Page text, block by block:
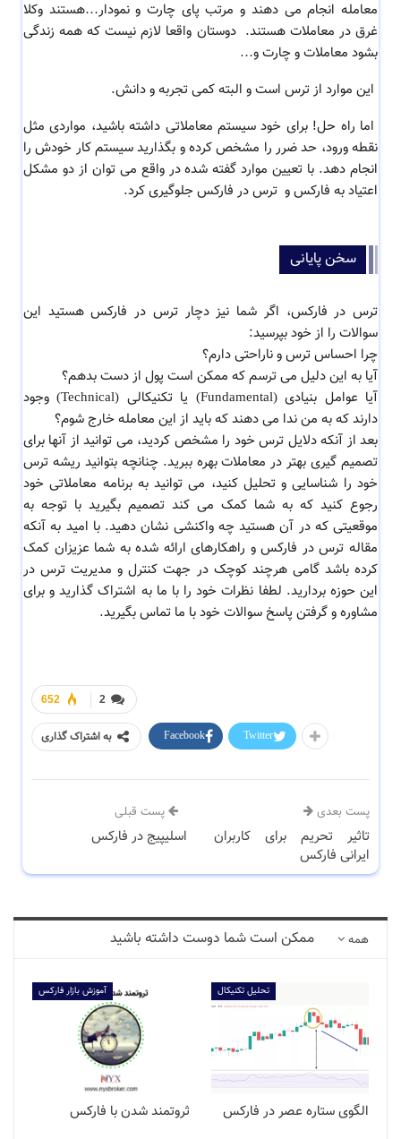
معامله انجام می دهند و مرتب پای چارت و نمودار…هستند وکلا
غرق در معاملات هستند. دوستان واقعا لازم نیست که همه زندگی
بشود معاملات و چارت و…
این موارد از ترس است و البته کمی تجربه و دانش.
اما راه حل! برای خود سیستم معاملاتی داشته باشید، مواردی مثل
نقطه ورود، حد ضرر را مشخص کرده و بگذارید سیستم کار خودش را
انجام دهد. با تعیین موارد گفته شده در واقع می توان از دو مشکل
اعتیاد به فارکس و ترس در فارکس جلوگیری کرد.
سخن پایانی
ترس در فارکس، اگر شما نیز دچار ترس در فارکس هستید این
سوالات را از خود بپرسید:
چرا احساس ترس و ناراحتی دارم؟
آیا به این دلیل می ترسم که ممکن است پول از دست بدهم؟
آیا عوامل بنیادی (Fundamental) یا تکنیکالی (Technical) وجود
دارند که به من ندا می دهند که باید از این معامله خارج شوم؟
بعد از آنکه دلایل ترس خود را مشخص کردید، می توانید از آنها برای
تصمیم گیری بهتر در معاملات بهره ببرید. چنانچه بتوانید ریشه ترس
خود را شناسایی و تحلیل کنید، می توانید به برنامه معاملاتی خود
رجوع کنید که به شما کمک می کند تصمیم بگیرید با توجه به
موقعیتی که در آن هستید چه واکنشی نشان دهید. با امید به آنکه
مقاله ترس در فارکس و راهکارهای ارائه شده به شما عزیزان کمک
کرده باشد گامی هرچند کوچک در جهت کنترل و مدیریت ترس در
این حوزه بردارید. لطفا نظرات خود را با ما به اشتراک گذارید و برای
مشاوره و گرفتن پاسخ سوالات خود با ما تماس بگیرید.
2
652
به اشتراک گذاری Facebook Twitter
پست قبلی
اسلیپیج در فارکس
پست بعدی
تاثیر تحریم برای کاربران
ایرانی فارکس
همه ممکن است شما دوست داشته باشید
آموزش بازار فارکس
ثروتمند شدن با فارکس
تحلیل تکنیکال
الگوی ستاره عصر در فارکس